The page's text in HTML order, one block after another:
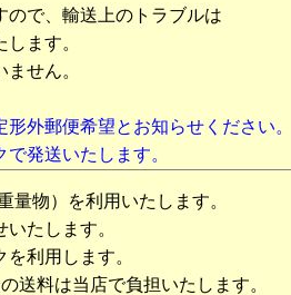
ので、輸送上のトラブルは
ます。
せん。
外郵便希望とお知らせください。
発送いたします。
量物）を利用いたします。
たします。
利用します。
送料は当店で負担いたします。